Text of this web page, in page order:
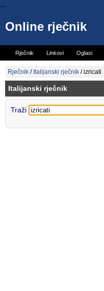
...
Online rječnik
Rječnik Linkovi Oglasi
Vicevi Mini rječnik
Rječnik / Italijanski rječnik /izricati
Italijanski rječnik
Traži